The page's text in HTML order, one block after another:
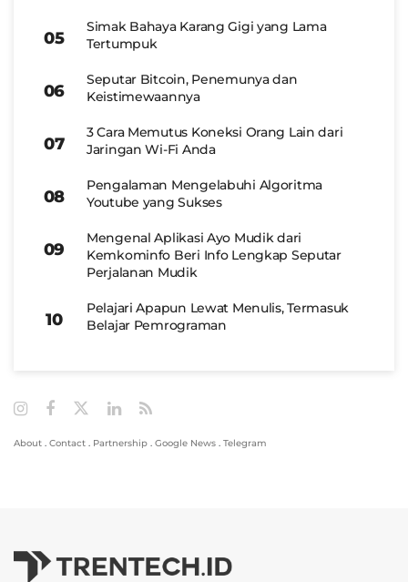
Simak Bahaya Karang Gigi yang Lama
Tertumpuk
Seputar Bitcoin, Penemunya dan
Keistimewaannya
3 Cara Memutus Koneksi Orang Lain dari
Jaringan Wi-Fi Anda
Pengalaman Mengelabuhi Algoritma
Youtube yang Sukses
Mengenal Aplikasi Ayo Mudik dari
Kemkominfo Beri Info Lengkap Seputar
Perjalanan Mudik
Pelajari Apapun Lewat Menulis, Termasuk
Belajar Pemrograman
About . Contact . Partnership . Google News . Telegram